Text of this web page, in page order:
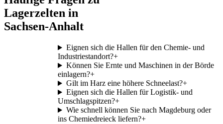
Lagerzelten in
Sachsen-Anhalt
Eignen sich die Hallen für den Chemie- und
Industriestandort?+
Können Sie Ernte und Maschinen in der Börde
einlagern?+
Gilt im Harz eine höhere Schneelast?+
Eignen sich die Hallen für Logistik- und
Umschlagspitzen?+
Wie schnell können Sie nach Magdeburg oder
ins Chemiedreieck liefern?+